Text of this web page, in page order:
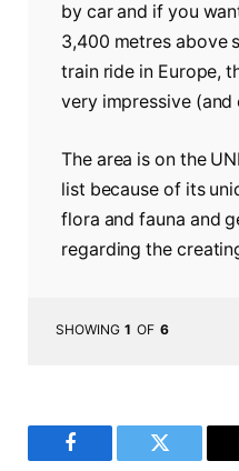
by car and if you
3,400 metres above
train ride in Europe,
very impressive (and
The area is on the
list because of its
flora and fauna and
regarding the
SHOWING 1 OF 6
Facebook Twitter